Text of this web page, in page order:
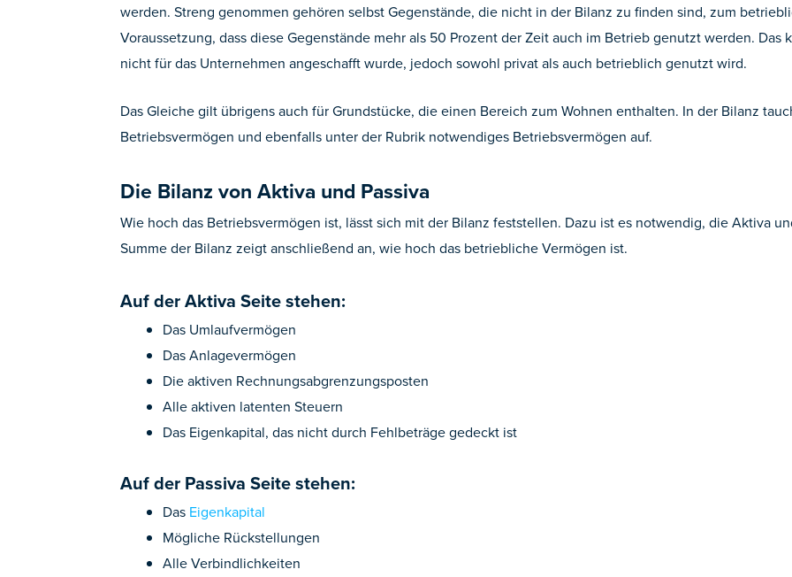
werden. Streng genommen gehören selbst Gegenstände, die nicht in der Bilanz zu finden sind, zum
Voraussetzung, dass diese Gegenstände mehr als 50 Prozent der Zeit auch im Betrieb genutzt werden. Das
nicht für das Unternehmen angeschafft wurde, jedoch sowohl privat als auch betrieblich genutzt wird.
Das Gleiche gilt übrigens auch für Grundstücke, die einen Bereich zum Wohnen enthalten. In der Bilanz
Betriebsvermögen und ebenfalls unter der Rubrik notwendiges Betriebsvermögen auf.
Die Bilanz von Aktiva und Passiva
Wie hoch das Betriebsvermögen ist, lässt sich mit der Bilanz feststellen. Dazu ist es notwendig, die Aktiva
Summe der Bilanz zeigt anschließend an, wie hoch das betriebliche Vermögen ist.
Auf der Aktiva Seite stehen:
Das Umlaufvermögen
Das Anlagevermögen
Die aktiven Rechnungsabgrenzungsposten
Alle aktiven latenten Steuern
Das Eigenkapital, das nicht durch Fehlbeträge gedeckt ist
Auf der Passiva Seite stehen:
Das Eigenkapital
Mögliche Rückstellungen
Alle Verbindlichkeiten